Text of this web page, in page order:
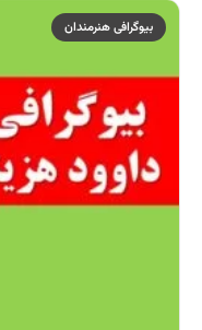
بیوگرافی هنرمندان